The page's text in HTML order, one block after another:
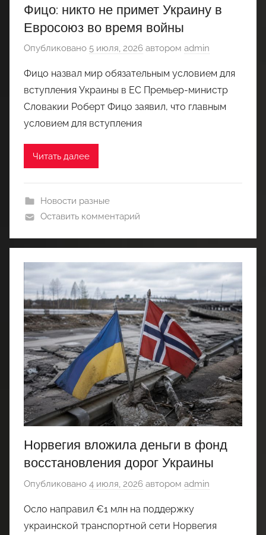
Фицо: никто не примет Украину в
Евросоюз во время войны
Опубликовано 5 июля, 2026 автором admin
Фицо назвал мир обязательным условием для
вступления Украины в ЕС Премьер-министр
Словакии Роберт Фицо заявил, что главным
условием для вступления
Читать далее
Новости разные
Оставить комментарий
Норвегия вложила деньги в фонд
восстановления дорог Украины
Опубликовано 4 июля, 2026 автором admin
Осло направил €1 млн на поддержку
украинской транспортной сети Норвегия